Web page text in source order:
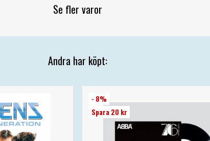
Se fler varor
Andra har köpt:
- 8%
Spara 20 kr